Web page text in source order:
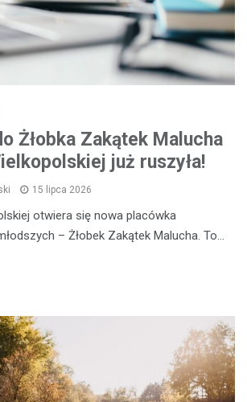
Żłobka Zakątek Malucha
już ruszyła!
15 lipca 2026
otwiera się nowa placówka
– Żłobek Zakątek Malucha. To…